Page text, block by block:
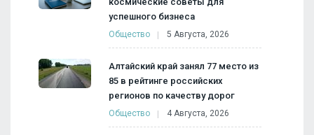
успешного бизнеса
Общество 5 Августа, 2026
Алтайский край занял 77 место из
85 в рейтинге российских
регионов по качеству дорог
Общество 4 Августа, 2026